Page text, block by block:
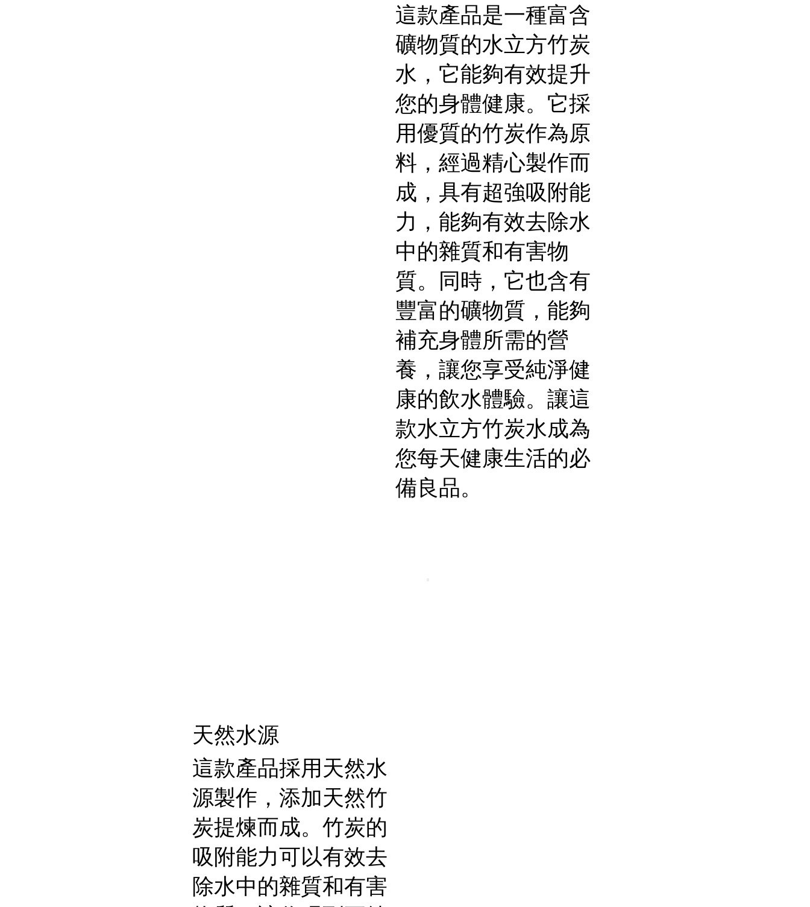
這款產品是一種富含
礦物質的水立方竹炭
水，它能夠有效提升
您的身體健康。它採
用優質的竹炭作為原
料，經過精心製作而
成，具有超強吸附能
力，能夠有效去除水
中的雜質和有害物
質。同時，它也含有
豐富的礦物質，能夠
補充身體所需的營
養，讓您享受純淨健
康的飲水體驗。讓這
款水立方竹炭水成為
您每天健康生活的必
備良品。
天然水源
這款產品採用天然水
源製作，添加天然竹
炭提煉而成。竹炭的
吸附能力可以有效去
除水中的雜質和有害